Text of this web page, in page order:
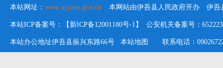
本站网址： www.xjyiwu.gov.cn 本网站由伊吾县人民政府开办 伊吾
本站ICP备案号：【新ICP备12001180号-1】 公安机关备案号：
本站办公地址伊吾县振兴东路66号 本站地图 联系电话：